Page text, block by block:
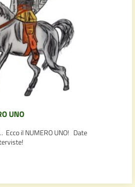
UNO
il NUMERO UNO! Date